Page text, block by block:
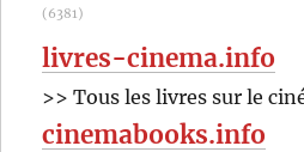
(6381)
livres-cinema.info
>> Tous les livres sur le
cinemabooks.info